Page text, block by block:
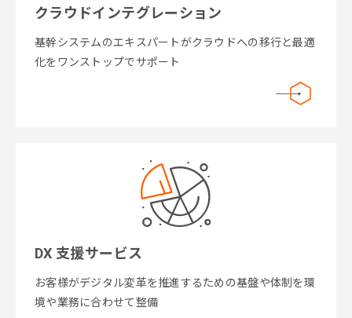
クラウドインテグレーション
基幹システムのエキスパートがクラウドへの移行と最適
化をワンストップでサポート
DX 支援サービス
お客様がデジタル変革を推進するための基盤や体制を環
境や業務に合わせて整備